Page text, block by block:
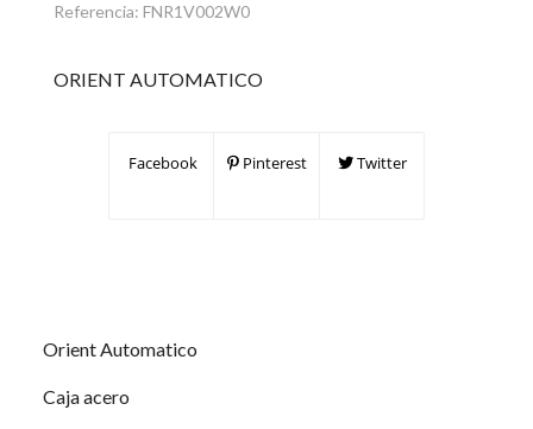
Referencia: FNR1V002W0
ORIENT AUTOMATICO
Facebook Pinterest Twitter
Orient Automatico
Caja acero